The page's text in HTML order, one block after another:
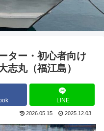
ター・初心者向け
志丸（福江島）
LINE
2026.05.15 2025.12.03